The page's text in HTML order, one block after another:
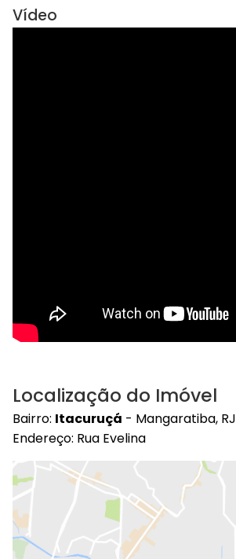
Vídeo
Localização do Imóvel
Bairro: Itacuruçá - Mangaratiba, RJ
Endereço: Rua Evelina